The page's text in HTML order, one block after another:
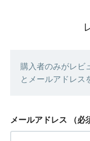
購入者のみがレビ
とメールアドレス
メールアドレス （必